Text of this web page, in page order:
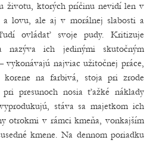
životu, ktorých príčinu nevidí len v
a lovu, ale aj v morálnej slabosti a
ovládať svoje pudy. Kritizuje
nazýva ich jedinými skutočným
najviac užitočnej práce,
korene na farbivá, stoja pri zrode
presunoch nosia ťažké náklady
stáva sa majetkom ich
otrokmi v rámci kmeňa, vonkajším
kmene. Na dennom poriadku